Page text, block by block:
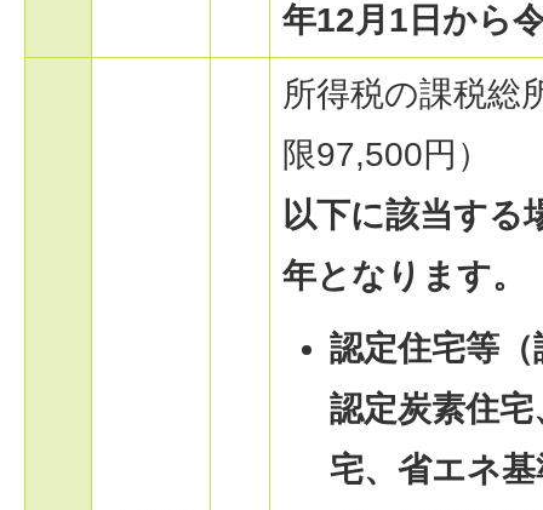
年12月1日から
所得税の課税総
限97,500円）
以下に該当する
年となります。
認定住宅等
認定炭素住
宅、省エネ